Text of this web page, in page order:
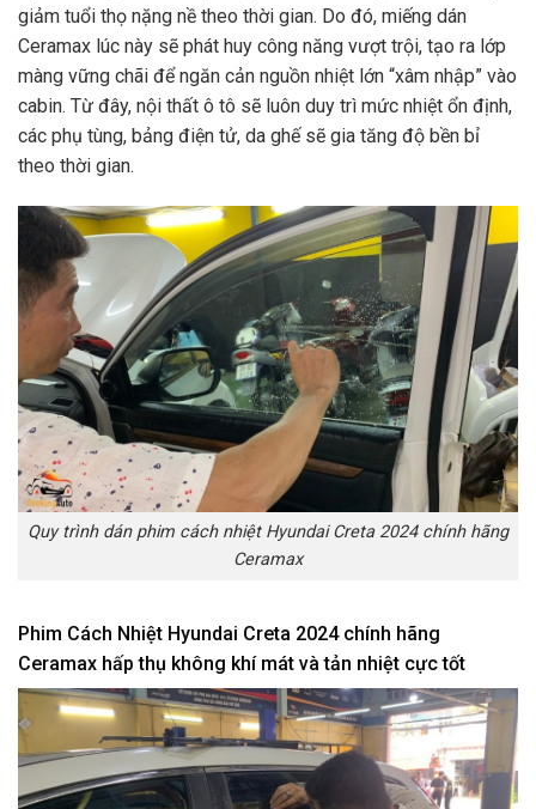
giảm tuổi thọ nặng nề theo thời gian. Do đó, miếng dán
Ceramax lúc này sẽ phát huy công năng vượt trội, tạo ra lớp
màng vững chãi để ngăn cản nguồn nhiệt lớn “xâm nhập” vào
cabin. Từ đây, nội thất ô tô sẽ luôn duy trì mức nhiệt ổn định,
các phụ tùng, bảng điện tử, da ghế sẽ gia tăng độ bền bỉ
theo thời gian.
Quy trình dán phim cách nhiệt Hyundai Creta 2024 chính hãng
Ceramax
Phim Cách Nhiệt Hyundai Creta 2024 chính hãng
Ceramax hấp thụ không khí mát và tản nhiệt cực tốt